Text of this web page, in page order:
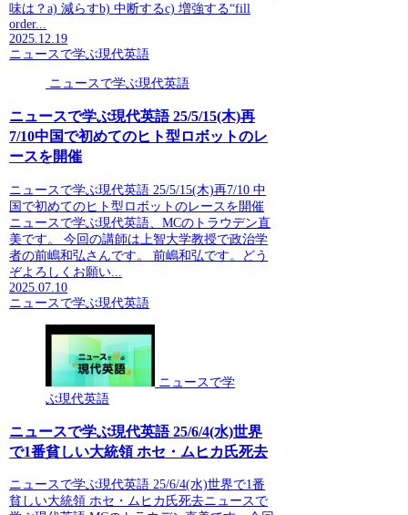
味は？a) 減らすb) 中断するc) 増強する“fill
order...
2025.12.19
ニュースで学ぶ現代英語
ニュースで学ぶ現代英語
ニュースで学ぶ現代英語 25/5/15(木)再
7/10中国で初めてのヒト型ロボットのレ
ースを開催
ニュースで学ぶ現代英語 25/5/15(木)再7/10 中
国で初めてのヒト型ロボットのレースを開催
ニュースで学ぶ現代英語、MCのトラウデン直
美です。 今回の講師は上智大学教授で政治学
者の前嶋和弘さんです。 前嶋和弘です。どう
ぞよろしくお願い...
2025.07.10
ニュースで学ぶ現代英語
ニュースで学
ぶ現代英語
ニュースで学ぶ現代英語 25/6/4(水)世界
で1番貧しい大統領 ホセ・ムヒカ氏死去
ニュースで学ぶ現代英語 25/6/4(水)世界で1番
貧しい大統領 ホセ・ムヒカ氏死去ニュースで